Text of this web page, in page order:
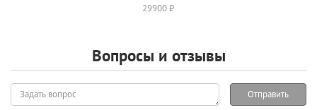
29900 ₽
Вопросы и отзывы
Задать
вопрос
Отправить